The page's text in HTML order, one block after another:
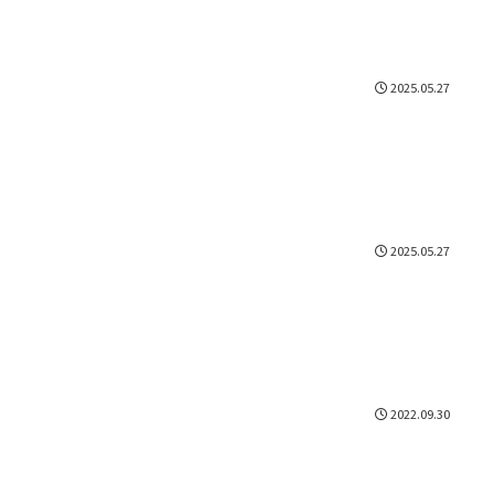
2025.05.27
2025.05.27
2022.09.30